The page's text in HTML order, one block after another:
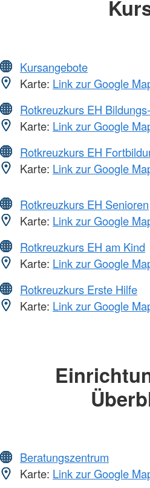
Kursangebote
Karte: Link zur Google
Rotkreuzkurs EH
Karte: Link zur Google
Rotkreuzkurs EH
Karte: Link zur Google
Rotkreuzkurs EH Senioren
Karte: Link zur Google
Rotkreuzkurs EH am Kind
Karte: Link zur Google
Rotkreuzkurs Erste Hilfe
Karte: Link zur Google
Beratungszentrum
Karte: Link zur Google